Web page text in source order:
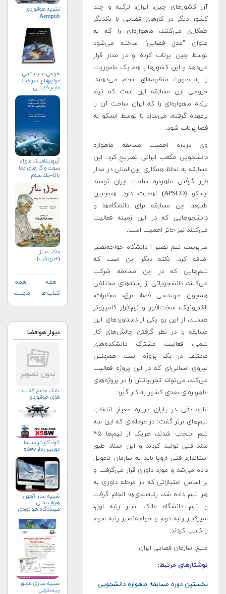
آن کشورهای چین، ایران، ترکیه و چند
کشور دیگر در کارهای فضایی با یکدیگر
همکاری می‌کنند، ماهواره‌ای را که به
عنوان "مدل فضایی" ساخته می‌شود
توسط چین پرتاب کرده و در مدار قرار
می‌دهد و این کشورها با هم یک ماموریت
را به صورت منظومه‌ای انجام می‌دهند.
خروجی این مسابقه این است که تیم
برنده ماهواره‌ای را که ایران ساخت آن را
برعهده گرفته، می‌سازد تا توسط ابسکو به
فضا پرتاب شود.
وی درباره اهمیت مسابقه ماهواره
دانشجویی مکعب ایرانی تصریح کرد: این
مسابقه به لحاظ همکاری بین‌المللی در مدار
قرار گرفتن ماهواره ساخت ایران توسط
اپسکو (APSCO) اهمیت دارد. همچنین
طبیعتا این مسابقه برای دانشگاه‌ها و
دانشجوهایی که در این زمینه فعالیت
می‌کنند نیز حائز اهمیت است.
سرپرست تیم نصیر ۱ دانشگاه خواجه‌نصیر
اضافه کرد: نکته دیگر این است که
تیم‌هایی که در این مسابقه شرکت
می‌کنند، دانشجویانی از رشته‌های مختلفی
همچون مهندسی فضا، برق، مخابرات،
الکترونیک، سخت‌افزار و نرم‌افزار کامپیوتر
هستند، از این رو یکی از دستاوردهای این
مسابقه با در نظر گرفتن چالش‌های کار
تیمی، فعالیت مشترک دانشکده‌های
مختلف در یک پروژه است. همچنین
نیروی انسانی‌ای که در این پروژه فعالیت
می‌کند، می‌تواند تجربیاتش را در پروژه‌های
ماهواره‌ای بعدی کشور به کار گیرد.
علیصادقی در پایان درباره معیار انتخاب
تیم‌های برتر گفت: در مرحله‌ای که این سه
تیم انتخاب شدند، هریک از تیم‌ها ۳۵
سند فنی تولید کردند و این اسناد طبق
استاندارد فنی اروپا باید به سازمان تحویل
داده می‌شد و مورد داوری قرار می‌گرفت و
بر اساس امتیازاتی که در مرحله داوری به
هر تیم داده شد، رتبه‌بندی‌ها انجام گرفت
و تیم دانشگاه مالک اشتر رتبه اول،
امیرکبیر رتبه دوم و خواجه‌نصیر رتبه سوم
را کسب کردند.
منبع: سازمان فضایی ایران
نوشتارهای مرتبط:
نخستین دوره مسابقه ماهواره دانشجویی
نشریه هوانوردی
Aeropub
طراحی سیستمی
موتورهای سوخت
مایع فضایی
آیرودینامیک ماوراء
صوت و گازهای دما
بالا-جلد سوم
ماکت‌ساز
(+دریافت)
همه
کتاب‌ها
همه
مجلات
دیوار هوافضا
بانک جامع کتاب
های هوانوردی
کوادکوپتر سیما
دوربین دار x۵sw
شبیه ساز آزمون
هواپیمایی
میعادگاه هوانوردی
شبیه سازی موتور
پیستونی